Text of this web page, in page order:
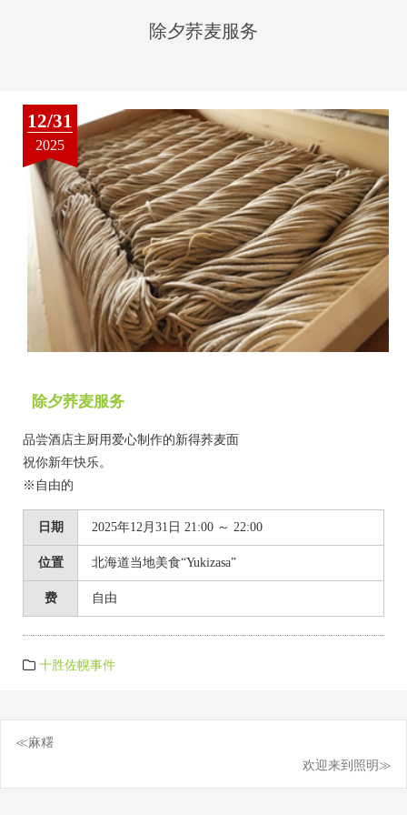
除夕荞麦服务
12/31
2025
除夕荞麦服务
品尝酒店主厨用爱心制作的新得荞麦面
祝你新年快乐。
※自由的
日期 2025年12月31日 21:00 ～ 22:00
位置 北海道当地美食“Yukizasa”
费 自由
十胜佐幌事件
文
≪麻糬
欢迎来到照明≫